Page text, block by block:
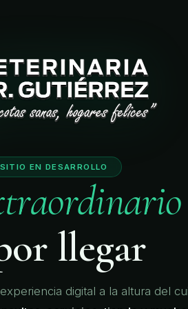
EN DESARROLLO
llegar
digital a la altura del